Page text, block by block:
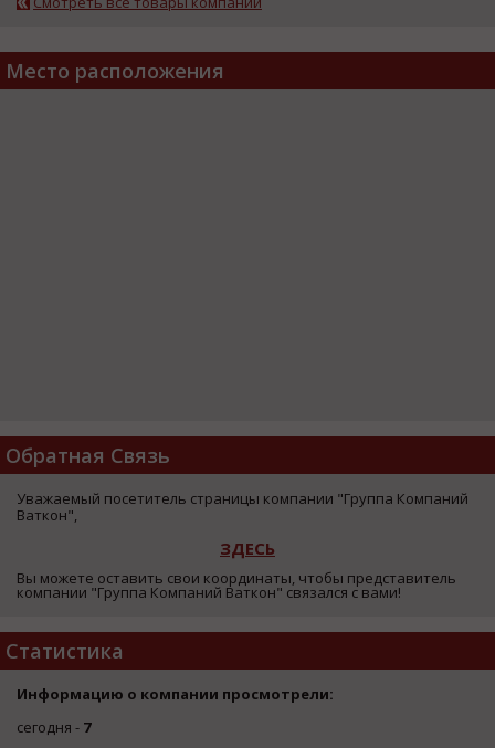
Место расположения
Обратная Связь
Уважаемый посетитель страницы компании "Группа Компаний
Ваткон",
ЗДЕСЬ
Вы можете оставить свои координаты, чтобы представитель
компании "Группа Компаний Ваткон" связался с вами!
Статистика
Информацию о компании просмотрели:
сегодня - 7